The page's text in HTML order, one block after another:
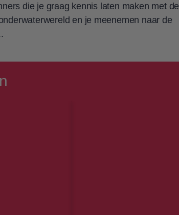
die je graag kennis laten maken met de
en je meenemen naar de